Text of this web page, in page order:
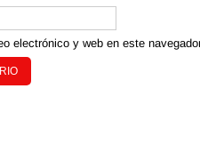
electrónico y web en este